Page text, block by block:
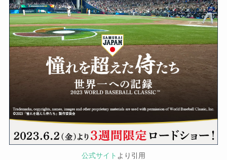
公式サイト より引用